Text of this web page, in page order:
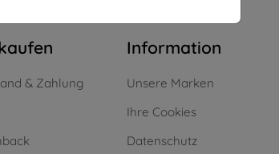
& Zahlung
Information
Unsere Marken
Ihre Cookies
Datenschutz